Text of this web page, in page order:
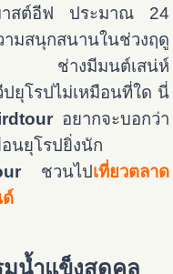
าสต์อีฟ ประมาณ 24
สนุกสนานในช่วงฤดู
าย ช่างมีมนต์เสน่ห์
ยุโรปไม่เหมือนที่ใด นี่
อยากจะบอกว่า
นยุโรปยิ่งนัก
ชวนไปเที่ยวตลาด
ด์
น้ำแข็งสุดคูล